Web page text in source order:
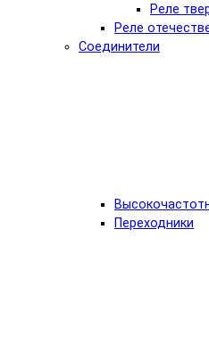
Реле
Реле
Соединители
Переходники